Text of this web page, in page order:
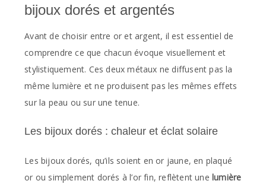
bijoux dorés et argentés
Avant de choisir entre or et argent, il est essentiel de
comprendre ce que chacun évoque visuellement et
stylistiquement. Ces deux métaux ne diffusent pas la
même lumière et ne produisent pas les mêmes effets
sur la peau ou sur une tenue.
Les bijoux dorés : chaleur et éclat solaire
Les bijoux dorés, qu’ils soient en or jaune, en plaqué
or ou simplement dorés à l’or fin, reflètent une lumière